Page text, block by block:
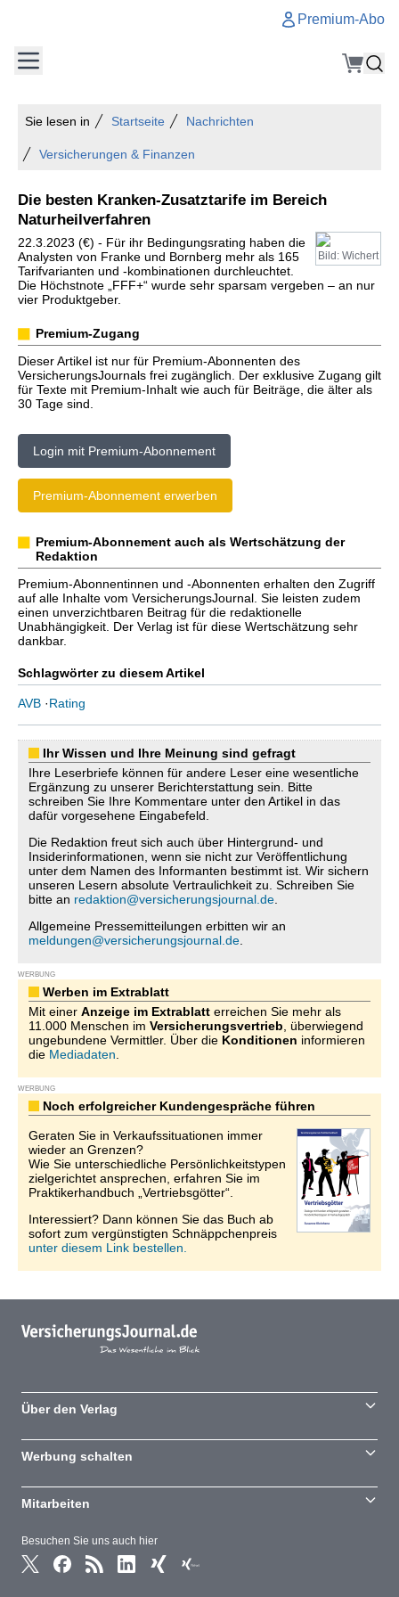
Premium-Abo
Sie lesen in Startseite Nachrichten
Versicherungen & Finanzen
Die besten Kranken-Zusatztarife im Bereich
Naturheilverfahren
Bild: Wichert
22.3.2023 (€) - Für ihr Bedingungsrating haben die
Analysten von Franke und Bornberg mehr als 165
Tarifvarianten und -kombinationen durchleuchtet.
Die Höchstnote „FFF+“ wurde sehr sparsam vergeben – an nur
vier Produktgeber.
Premium-Zugang
Dieser Artikel ist nur für Premium-Abonnenten des
VersicherungsJournals frei zugänglich. Der exklusive Zugang gilt
für Texte mit Premium-Inhalt wie auch für Beiträge, die älter als
30 Tage sind.
Login mit Premium-Abonnement
Premium-Abonnement erwerben
Premium-Abonnement auch als Wertschätzung der
Redaktion
Premium-Abonnentinnen und -Abonnenten erhalten den Zugriff
auf alle Inhalte vom VersicherungsJournal. Sie leisten zudem
einen unverzichtbaren Beitrag für die redaktionelle
Unabhängigkeit. Der Verlag ist für diese Wertschätzung sehr
dankbar.
Schlagwörter zu diesem Artikel
AVB ·Rating
Ihr Wissen und Ihre Meinung sind gefragt
Ihre Leserbriefe können für andere Leser eine wesentliche
Ergänzung zu unserer Berichterstattung sein. Bitte
schreiben Sie Ihre Kommentare unter den Artikel in das
dafür vorgesehene Eingabefeld.
Die Redaktion freut sich auch über Hintergrund- und
Insiderinformationen, wenn sie nicht zur Veröffentlichung
unter dem Namen des Informanten bestimmt ist. Wir sichern
unseren Lesern absolute Vertraulichkeit zu. Schreiben Sie
bitte an redaktion@versicherungsjournal.de
Allgemeine Pressemitteilungen erbitten wir an
meldungen@versicherungsjournal.de
WERBUNG
Werben im Extrablatt
Mit einer Anzeige im Extrablatt erreichen Sie mehr als
11.000 Menschen im Versicherungsvertrieb , überwiegend
ungebundene Vermittler. Über die Konditionen informieren
die Mediadaten
WERBUNG
Noch erfolgreicher Kundengespräche führen
Geraten Sie in Verkaufssituationen immer
wieder an Grenzen?
Wie Sie unterschiedliche Persönlichkeitstypen
zielgerichtet ansprechen, erfahren Sie im
Praktikerhandbuch „Vertriebsgötter“.
Interessiert? Dann können Sie das Buch ab
sofort zum vergünstigten Schnäppchenpreis
unter diesem Link bestellen.
Besuchen Sie uns auch hier
Über den Verlag
Werbung schalten
Mitarbeiten